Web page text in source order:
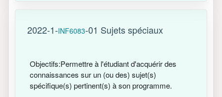
2022-1-INF6083-01 Sujets spéciaux
Objectifs:Permettre à l'étudiant d'acquérir des
connaissances sur un (ou des) sujet(s)
spécifique(s) pertinent(s) à son programme.